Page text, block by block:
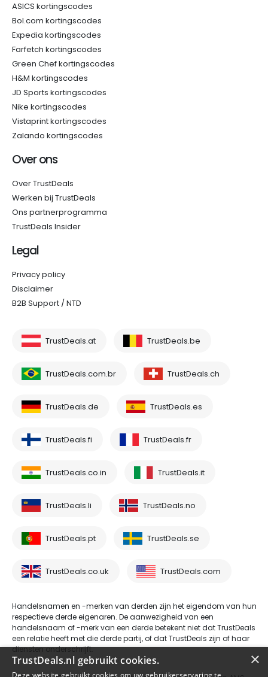
ASICS kortingscodes
Bol.com kortingscodes
Expedia kortingscodes
Farfetch kortingscodes
Green Chef kortingscodes
H&M kortingscodes
JD Sports kortingscodes
Nike kortingscodes
Vistaprint kortingscodes
Zalando kortingscodes
Over ons
Over TrustDeals
Werken bij TrustDeals
Ons partnerprogramma
TrustDeals Insider
Legal
Privacy policy
Disclaimer
B2B Support / NTD
TrustDeals.at TrustDeals.be
TrustDeals.com.br TrustDeals.ch
TrustDeals.de TrustDeals.es
TrustDeals.fi TrustDeals.fr
TrustDeals.co.in TrustDeals.it
TrustDeals.li TrustDeals.no
TrustDeals.pt TrustDeals.se
TrustDeals.co.uk TrustDeals.com
Handelsnamen en -merken van derden zijn het eigendom van hun
respectieve derde eigenaren. De aanwezigheid van een
handelsnaam of -merk van een derde betekent niet dat TrustDeals
een relatie heeft met die derde partij, of dat TrustDeals zijn of haar
diensten onderschrijft.
×
TrustDeals.nl gebruikt cookies.
Deze website gebruikt cookies om uw gebruikerservaring te